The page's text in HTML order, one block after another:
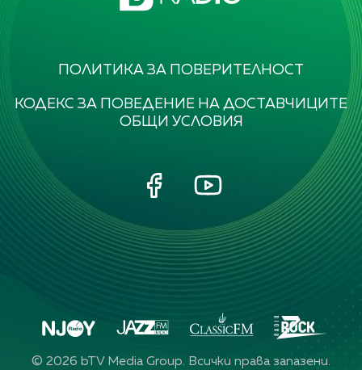
ПОЛИТИКА ЗА ПОВЕРИТЕЛНОСТ
КОДЕКС ЗА ПОВЕДЕНИЕ НА ДОСТАВЧИЦИТЕ
ОБЩИ УСЛОВИЯ
© 2026 bTV Media Group. Всички права запазени.